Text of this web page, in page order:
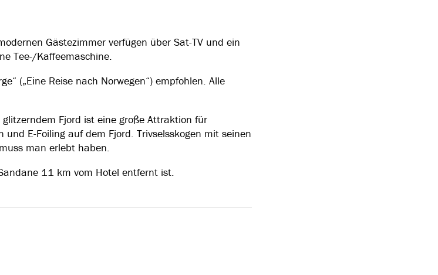
Gästezimmer verfügen über Sat-TV und ein
Tee-/Kaffeemaschine.
(„Eine Reise nach Norwegen“) empfohlen. Alle
Fjord ist eine große Attraktion für
E-Foiling auf dem Fjord. Trivselsskogen mit seinen
man erlebt haben.
11 km vom Hotel entfernt ist.